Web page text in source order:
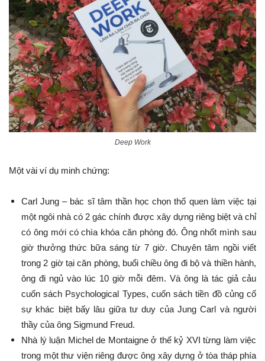
Deep Work
Một vài ví dụ minh chứng:
Carl Jung – bác sĩ tâm thần học chọn thố quen làm việc tại
một ngôi nhà có 2 gác chính được xây dựng riêng biệt và chỉ
có ông mới có chìa khóa căn phòng đó. Ông nhốt mình sau
giờ thưởng thức bữa sáng từ 7 giờ. Chuyên tâm ngồi viết
trong 2 giờ tại căn phòng, buổi chiều ông đi bộ và thiền hành,
ông đi ngủ vào lúc 10 giờ mỗi đêm. Và ông là tác giả cảu
cuốn sách Psychological Types, cuốn sách tiền đồ củng cố
sự khác biệt bấy lâu giữa tư duy của Jung Carl và người
thầy của ông Sigmund Freud.
Nhà lý luận Michel de Montaigne ở thế kỷ XVI từng làm việc
trong một thư viện riêng được ông xây dựng ở tòa tháp phía